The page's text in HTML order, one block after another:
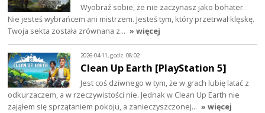
Wyobraź sobie, że nie zaczynasz jako bohater.
Nie jesteś wybrańcem ani mistrzem. Jesteś tym, który przetrwał klęskę.
Twoja sekta została zrównana z… » więcej
2026-04-11, godz. 08:02
Clean Up Earth [PlayStation 5]
Jest coś dziwnego w tym, że w grach lubię latać z
odkurzaczem, a w rzeczywistości nie. Jednak w Clean Up Earth nie
zająłem się sprzątaniem pokoju, a zanieczyszczonej… » więcej